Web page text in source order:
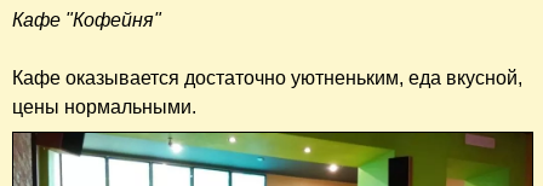
Кафе "Кофейня"
Кафе оказывается достаточно уютненьким, еда вкусной,
цены нормальными.